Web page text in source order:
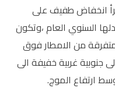
انخفاض طفيف على
السنوي العام ،وتكون
من الامطار فوق
جنوبية غربية خفيفة الى
ارتفاع الموج.